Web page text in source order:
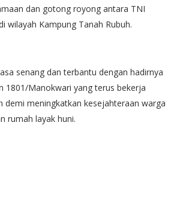
dan gotong royong antara TNI
wilayah Kampung Tanah Rubuh.
senang dan terbantu dengan hadirnya
1801/Manokwari yang terus bekerja
demi meningkatkan kesejahteraan warga
rumah layak huni.